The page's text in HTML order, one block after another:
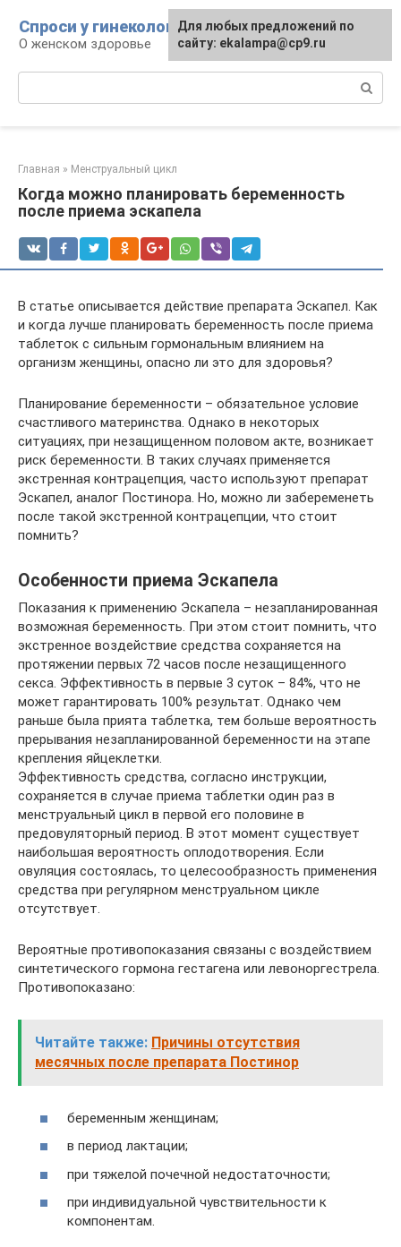
контенту
Спроси у гинеколога
О женском здоровье
Главная » Менструальный цикл
Когда можно планировать беременность
после приема эскапела
В статье описывается действие препарата Эскапел. Как
и когда лучше планировать беременность после приема
таблеток с сильным гормональным влиянием на
организм женщины, опасно ли это для здоровья?
Планирование беременности – обязательное условие
счастливого материнства. Однако в некоторых
ситуациях, при незащищенном половом акте, возникает
риск беременности. В таких случаях применяется
экстренная контрацепция, часто используют препарат
Эскапел, аналог Постинора. Но, можно ли забеременеть
после такой экстренной контрацепции, что стоит
помнить?
Особенности приема Эскапела
Показания к применению Эскапела – незапланированная
возможная беременность. При этом стоит помнить, что
экстренное воздействие средства сохраняется на
протяжении первых 72 часов после незащищенного
секса. Эффективность в первые 3 суток – 84%, что не
может гарантировать 100% результат. Однако чем
раньше была прията таблетка, тем больше вероятность
прерывания незапланированной беременности на этапе
крепления яйцеклетки.
Эффективность средства, согласно инструкции,
сохраняется в случае приема таблетки один раз в
менструальный цикл в первой его половине в
предовуляторный период. В этот момент существует
наибольшая вероятность оплодотворения. Если
овуляция состоялась, то целесообразность применения
средства при регулярном менструальном цикле
отсутствует.
Вероятные противопоказания связаны с воздействием
синтетического гормона гестагена или левоноргестрела.
Противопоказано:
Читайте также: Причины отсутствия
месячных после препарата Постинор
беременным женщинам;
в период лактации;
при тяжелой почечной недостаточности;
при индивидуальной чувствительности к
компонентам.
Для любых предложений по
сайту: ekalampa@cp9.ru